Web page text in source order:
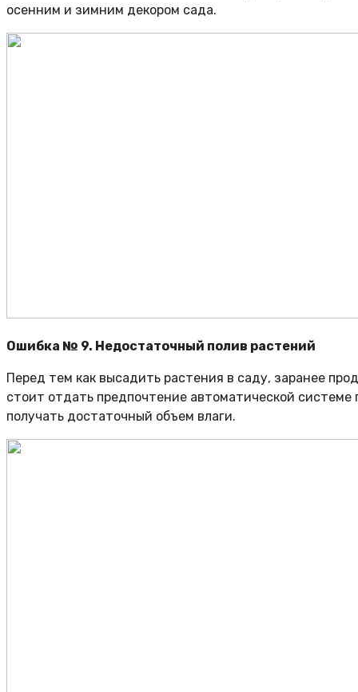
осенним и зимним декором сада.
Ошибка № 9. Недостаточный полив растений
Перед тем как высадить растения в саду, заранее
стоит отдать предпочтение автоматической
получать достаточный объем влаги.